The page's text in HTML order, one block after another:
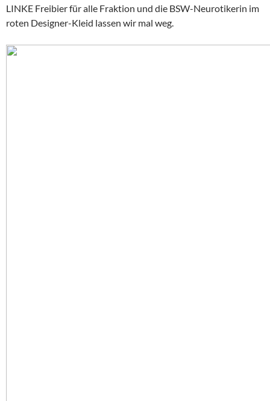
LINKE Freibier für alle Fraktion und die BSW-Neurotikerin im
roten Designer-Kleid lassen wir mal weg.